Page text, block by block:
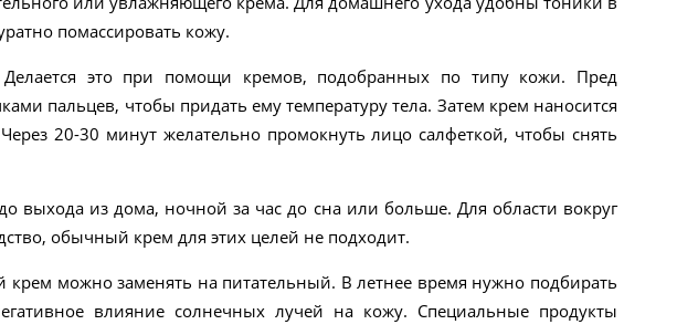
помассировать кожу.
это при помощи кремов, подобранных по типу кожи. Пред
пальцев, чтобы придать ему температуру тела. Затем крем наносится
20-30 минут желательно промокнуть лицо салфеткой, чтобы снять
выхода из дома, ночной за час до сна или больше. Для области вокруг
обычный крем для этих целей не подходит.
можно заменять на питательный. В летнее время нужно подбирать
влияние солнечных лучей на кожу. Специальные продукты